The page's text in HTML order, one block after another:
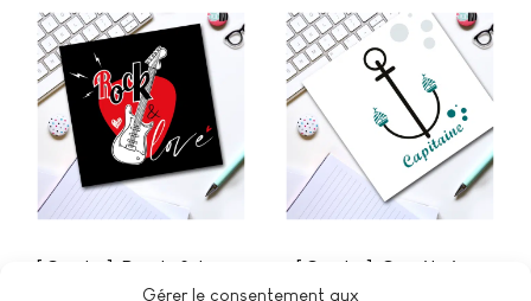
Gérer le consentement aux
[Carte] Rock & Love [Carte] Capitaine